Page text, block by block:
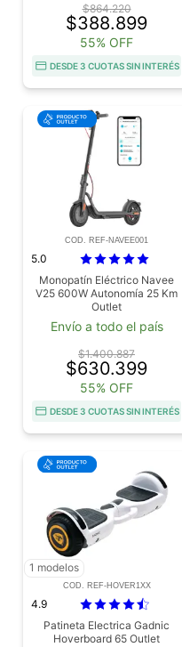
$864.220
$388.899
55% OFF
DESDE 3 CUOTAS SIN INTERÉS
COD. REF-NAVEE001
5.0
Monopatín Eléctrico Navee
V25 600W Autonomía 25 Km
Outlet
Envío a todo el país
$1.400.887
$630.399
55% OFF
DESDE 3 CUOTAS SIN INTERÉS
1 modelos
COD. REF-HOVER1XX
4.9
Patineta Electrica Gadnic
Hoverboard 65 Outlet